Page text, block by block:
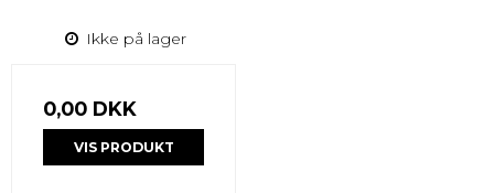
Ikke på lager
0,00 DKK
VIS PRODUKT